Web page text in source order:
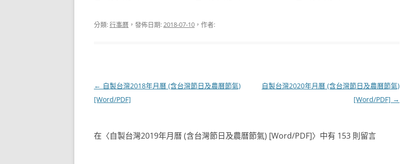
分類:行事曆 ，發佈日期:2018-07-10 ，作者:
文
章
← 自製台灣2018年月曆 (含台灣節日及農曆節氣)
[Word/PDF]
自製台灣2020年月曆 (含台灣節日及農曆節氣)
[Word/PDF] →
在〈自製台灣2019年月曆 (含台灣節日及農曆節氣) [Word/PDF]〉中有 153 則留言